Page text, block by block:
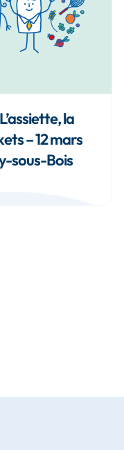
la
– 12 mars
sous-Bois